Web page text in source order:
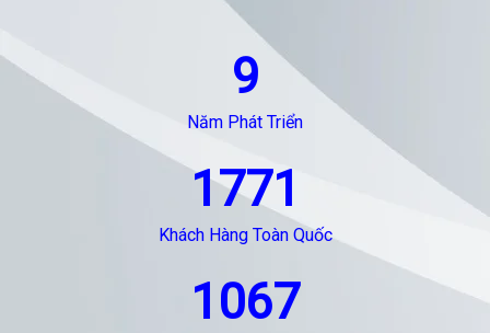
9
Năm Phát Triển
1771
Khách Hàng Toàn Quốc
1067